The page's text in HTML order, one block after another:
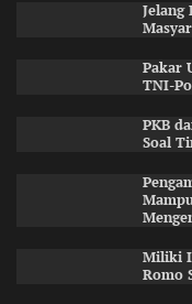
Jelang
Pakar
TNI-
PKB
Soal
Miliki
Romo